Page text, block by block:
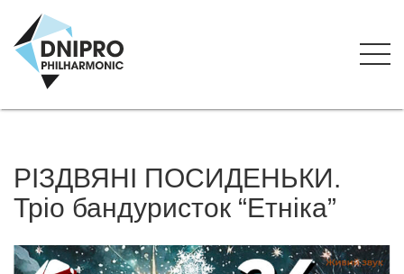
РІЗДВЯНІ ПОСИДЕНЬКИ.
Тріо бандуристок “Етніка”